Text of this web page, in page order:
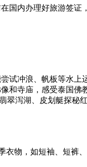
国内办理好旅游签
试冲浪、帆板等水上
和寺庙，感受泰国佛
翠泻湖、皮划艇探秘
物，如短袖、短裤